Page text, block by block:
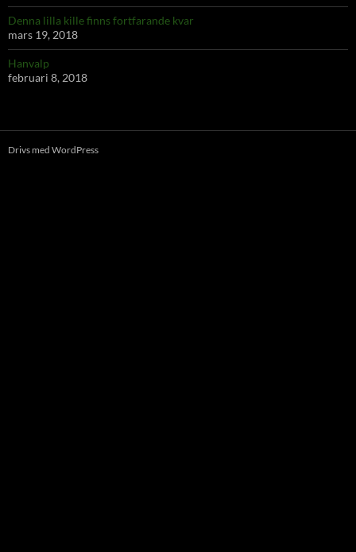
Denna lilla kille finns fortfarande kvar
mars 19, 2018
Hanvalp
februari 8, 2018
Drivs med WordPress